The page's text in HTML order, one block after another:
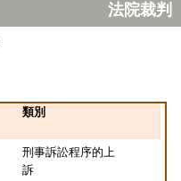
法院裁判
類別
刑事訴訟程序的上
訴